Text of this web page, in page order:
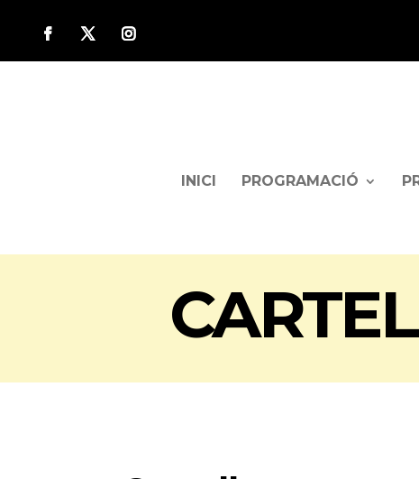
INICI PROGRAMACIÓ